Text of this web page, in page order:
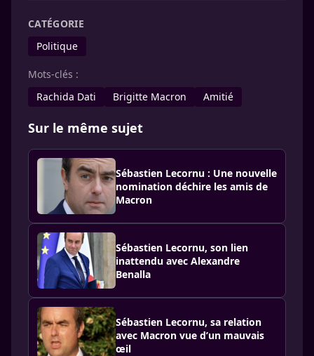
CATÉGORIE
Politique
Mots-clés :
Rachida Dati
Brigitte Macron Amitié
Sur le même sujet
Sébastien Lecornu : Une nouvelle
nomination déchire les amis de
Macron
Sébastien Lecornu, son lien
inattendu avec Alexandre
Benalla
Sébastien Lecornu, sa relation
avec Macron vue d’un mauvais
œil